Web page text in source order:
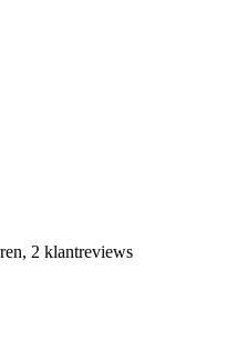
2 klantreviews